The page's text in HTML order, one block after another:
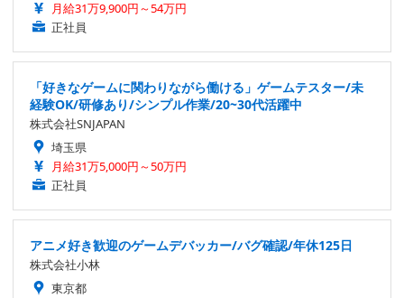
月給31万9,900円～54万円
正社員
「好きなゲームに関わりながら働ける」ゲームテスター/未
経験OK/研修あり/シンプル作業/20~30代活躍中
株式会社SNJAPAN
埼玉県
月給31万5,000円～50万円
正社員
アニメ好き歓迎のゲームデバッカー/バグ確認/年休125日
株式会社小林
東京都